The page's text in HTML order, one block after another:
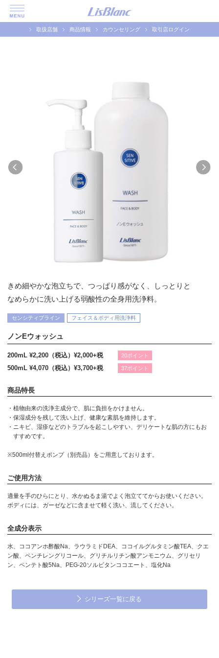
取扱店舗 商品情報 カウンセリング 取引店ログイン
きめ細やかな泡立ちで、つっぱり感がなく、しっとりと
なめらかに洗い上げる弱酸性の全身用洗浄料。
センシティブライン フェイス＆ボディ用洗浄料
ノンEウォッシュ
200mL ¥2,200（税込） ¥2,000+税 20ポイント
500mL ¥4,070（税込） ¥3,700+税 37ポイント
商品特長
・植物由来の洗浄主成分で、肌に負担をかけません。
・保湿成分を残して洗い上げ、健康な素肌を維持します。
・ニキビ、湿疹などのトラブルを起こしやすい、デリケートな肌の方にもお
すすめです。
※500ml付替えポンプ（別売品）をご⽤意しております。
ご使用方法
適量を手のひらにとり、水かぬるま湯でよく泡立ててからお使いください。
ボディには、ガーゼなどに含ませて軽く洗い、流してください。
全成分表示
水、ココアンホ酢酸Na、ラウラミドDEA、ココイルグルタミン酸TEA、クエ
ン酸、ペンチレングリコール、グリチルリチン酸アンモニウム、グリセリ
ン、ペンテト酸5Na、PEG-20ソルビタンココエート、塩化Na
シリーズ一覧に戻る